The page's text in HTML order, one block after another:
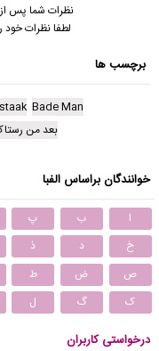
نظرات شما پس
لطفا نظرات خود
برچسب ها
Bade Man
بعد من
خوانندگان براساس الفبا
ا ب پ
خ
د ذ
ص
ض ط
ک
گ ل
درخواستی کاربران